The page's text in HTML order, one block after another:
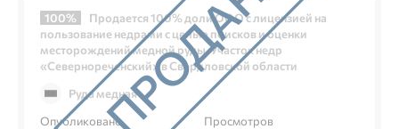
100%
Продается 100% доли ООО с лицензией на
пользование недрами с целью поисков и оценки
месторождений медной руды. Участок недр
«Севернореченский» в Свердловской области
Руда медная
Опубликовано
Просмотров